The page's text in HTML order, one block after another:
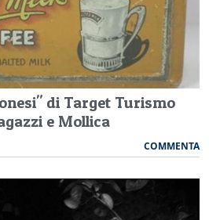
di Target Turismo
e Mollica
COMMENTA